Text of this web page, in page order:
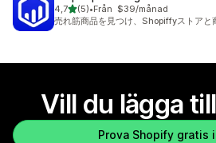
4,7av 5 stjärnor
(5)
5 recensioner totalt
•Från $39/månad
売れ筋商品を見つけ、Shopiffyストアと
Vill du lägga
Prova Shopify gratis